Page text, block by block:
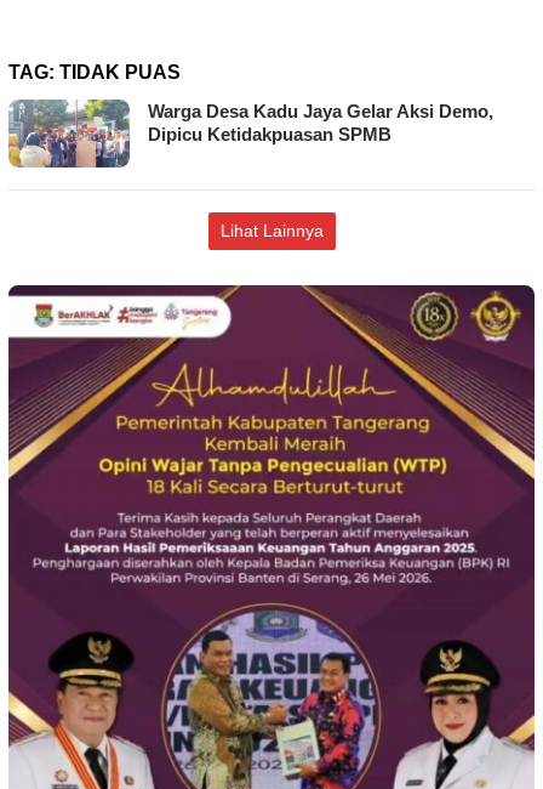
TAG: TIDAK PUAS
Warga Desa Kadu Jaya Gelar Aksi Demo,
Dipicu Ketidakpuasan SPMB
Lihat Lainnya